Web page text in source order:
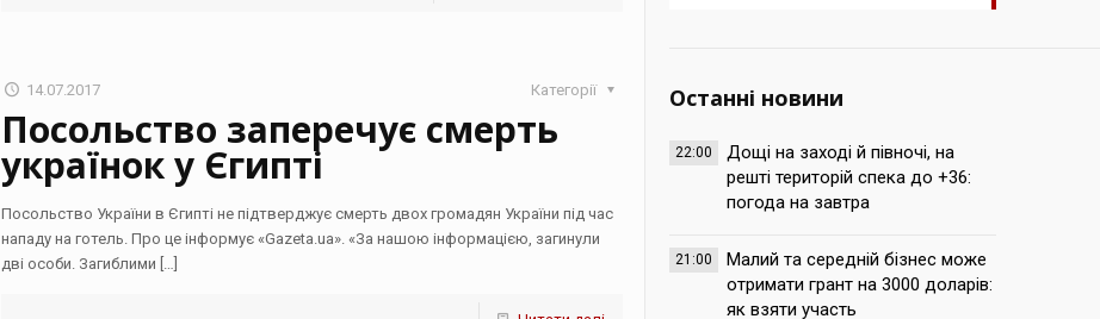
14.07.2017 Категорії
Посольство заперечує смерть
українок у Єгипті
Посольство України в Єгипті не підтверджує смерть двох громадян України під час
нападу на готель. Про це інформує «Gazeta.ua». «За нашою інформацією, загинули
дві особи. Загиблими […]
Останні новини
22:00
Дощі на заході й півночі, на
решті територій спека до +36:
погода на завтра
21:00
Малий та середній бізнес може
отримати грант на 3000 доларів:
як взяти участь